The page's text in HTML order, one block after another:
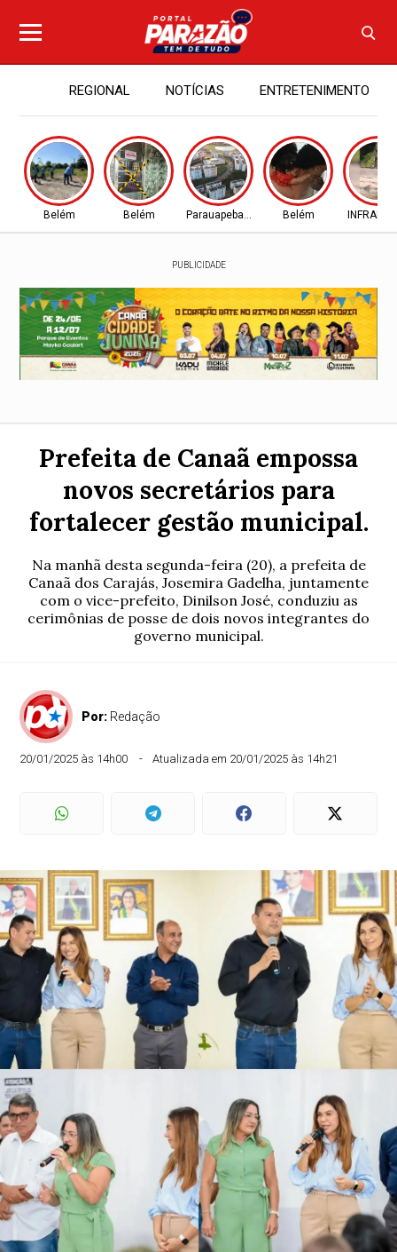
REGIONAL NOTÍCIAS ENTRETENIMENTO
Belém Belém Parauapebas - PA Belém
PUBLICIDADE
Prefeita de Canaã empossa
novos secretários para
fortalecer gestão municipal.
Na manhã desta segunda-feira (20), a prefeita de
Canaã dos Carajás, Josemira Gadelha, juntamente
com o vice-prefeito, Dinilson José, conduziu as
cerimônias de posse de dois novos integrantes do
governo municipal.
Por: Redação
20/01/2025 às 14h00 Atualizada em 20/01/2025 às 14h21